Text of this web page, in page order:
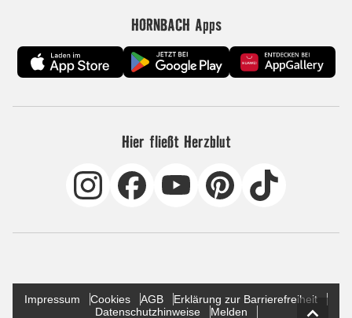
HORNBACH Apps
Hier fließt Herzblut
Impressum Cookies AGB
Erklärung zur Barrierefreiheit
Datenschutzhinweise
Melden